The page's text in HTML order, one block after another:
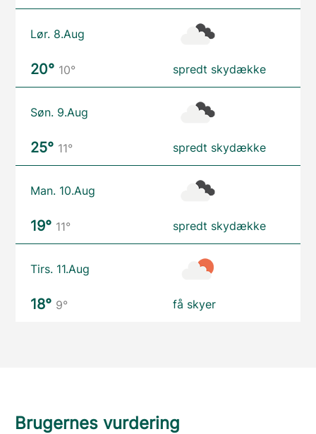
Lør. 8.Aug
20° 10° spredt skydække
Søn. 9.Aug
25° 11° spredt skydække
Man. 10.Aug
19° 11° spredt skydække
Tirs. 11.Aug
18° 9° få skyer
Brugernes vurdering